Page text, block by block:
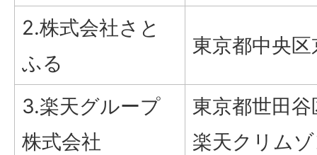
2.株式会社さと
ふる
東京都中央
3.楽天グループ
株式会社
東京都世田
楽天クリム